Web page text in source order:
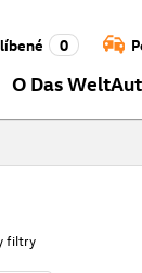
0
O Das
filtry